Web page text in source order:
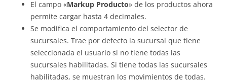
El campo «Markup Producto» de los productos ahora
permite cargar hasta 4 decimales.
Se modifica el comportamiento del selector de
sucursales. Trae por defecto la sucursal que tiene
seleccionada el usuario si no tiene todas las
sucursales habilitadas. Si tiene todas las sucursales
habilitadas, se muestran los movimientos de todas.